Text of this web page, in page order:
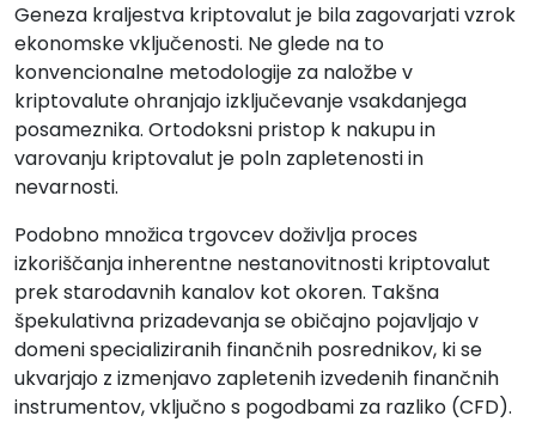
Geneza kraljestva kriptovalut je bila zagovarjati vzrok
ekonomske vključenosti. Ne glede na to
konvencionalne metodologije za naložbe v
kriptovalute ohranjajo izključevanje vsakdanjega
posameznika. Ortodoksni pristop k nakupu in
varovanju kriptovalut je poln zapletenosti in
nevarnosti.
Podobno množica trgovcev doživlja proces
izkoriščanja inherentne nestanovitnosti kriptovalut
prek starodavnih kanalov kot okoren. Takšna
špekulativna prizadevanja se običajno pojavljajo v
domeni specializiranih finančnih posrednikov, ki se
ukvarjajo z izmenjavo zapletenih izvedenih finančnih
instrumentov, vključno s pogodbami za razliko (CFD).